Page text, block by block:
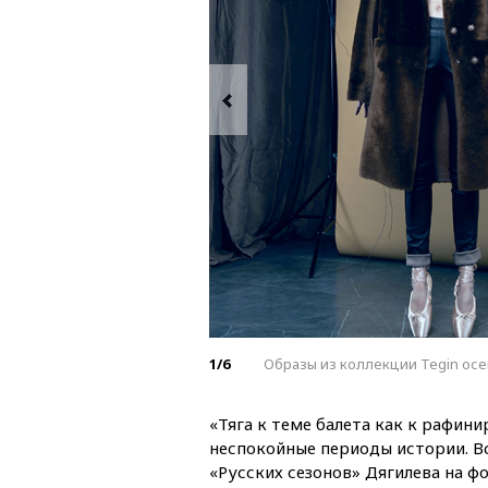
1/6 Образы из коллекции Tegin
«Тяга к теме балета как к
неспокойные периоды истории.
«Русских сезонов» Дягилева